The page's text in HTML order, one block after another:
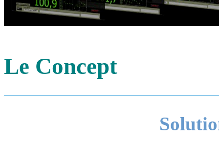
Le Concept